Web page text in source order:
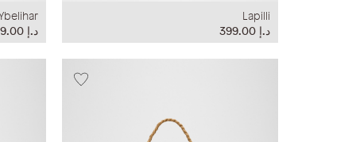
Lapilli
د.إ‏ 399.00
د.إ‏ 399.00